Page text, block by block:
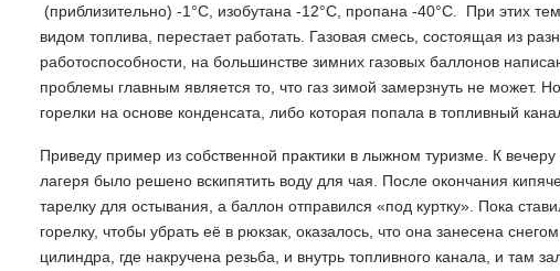
(приблизительно) -1°С, изобутана -12°С, пропана -40°С. При этих
видом топлива, перестает работать. Газовая смесь, состоящая из
работоспособности, на большинстве зимних газовых баллонов
проблемы главным является то, что газ зимой замерзнуть не может.
горелки на основе конденсата, либо которая попала в топливный
Приведу пример из собственной практики в лыжном туризме. К
лагеря было решено вскипятить воду для чая. После окончания
тарелку для остывания, а баллон отправился «под куртку». Пока
горелку, чтобы убрать её в рюкзак, оказалось, что она занесена
цилиндра, где накручена резьба, и внутрь топливного канала, и там